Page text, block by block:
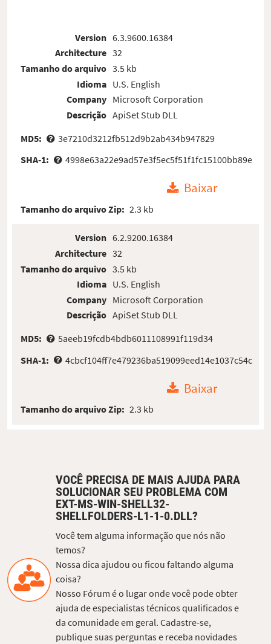
Version
Architecture
Tamanho do arquivo
Idioma
Company
Descrição
6.3.9600.16384
32
3.5 kb
U.S. English
Microsoft Corporation
ApiSet Stub DLL
MD5:
3e7210d3212fb512d9b2ab434b947829
SHA-1:
4998e63a22e9ad57e3f5ec5f51f1fc15100bb89e
Baixar
Tamanho do arquivo Zip: 2.3 kb
Version
Architecture
Tamanho do arquivo
Idioma
Company
Descrição
6.2.9200.16384
32
3.5 kb
U.S. English
Microsoft Corporation
ApiSet Stub DLL
MD5:
5aeeb19fcdb4bdb6011108991f119d34
SHA-1:
4cbcf104ff7e479236ba519099eed14e1037c54c
Baixar
Tamanho do arquivo Zip: 2.3 kb
VOCÊ PRECISA DE MAIS AJUDA PARA
SOLUCIONAR SEU PROBLEMA COM
EXT-MS-WIN-SHELL32-
SHELLFOLDERS-L1-1-0.DLL?
Você tem alguma informação que nós não
temos?
Nossa dica ajudou ou ficou faltando alguma
coisa?
Nosso Fórum é o lugar onde você pode obter
ajuda de especialistas técnicos qualificados e
da comunidade em geral. Cadastre-se,
publique suas perguntas e receba novidades